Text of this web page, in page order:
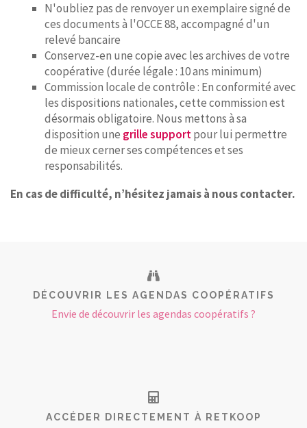
N'oubliez pas de renvoyer un exemplaire signé de
ces documents à l'OCCE 88, accompagné d'un
relevé bancaire
Conservez-en une copie avec les archives de votre
coopérative (durée légale : 10 ans minimum)
Commission locale de contrôle : En conformité avec
les dispositions nationales, cette commission est
désormais obligatoire. Nous mettons à sa
disposition une grille supportpour lui permettre
de mieux cerner ses compétences et ses
responsabilités.
En cas de difficulté, n’hésitez jamais à nous contacter.
DÉCOUVRIR LES AGENDAS COOPÉRATIFS
Envie de découvrir les agendas coopératifs ?
ACCÉDER DIRECTEMENT À RETKOOP